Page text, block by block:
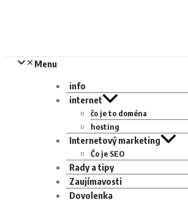
Menu
info
internet
čo je to doména
hosting
Internetový marketing
Čo je SEO
Rady a tipy
Zaujímavosti
Dovolenka